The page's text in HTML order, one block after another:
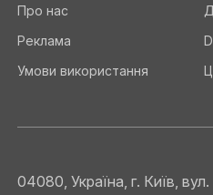
Про нас
Реклама
Умови використання
04080, Україна, г. Київ,